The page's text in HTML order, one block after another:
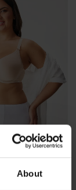
About